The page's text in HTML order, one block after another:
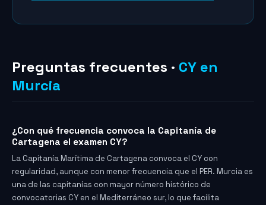
Preguntas frecuentes · CY en
Murcia
¿Con qué frecuencia convoca la Capitanía de
Cartagena el examen CY?
La Capitanía Marítima de Cartagena convoca el CY con
regularidad, aunque con menor frecuencia que el PER. Murcia es
una de las capitanías con mayor número histórico de
convocatorias CY en el Mediterráneo sur, lo que facilita